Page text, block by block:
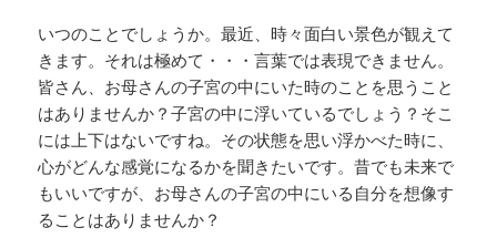
いつのことでしょうか。最近、時々面白い景色が観えて
きます。それは極めて・・・言葉では表現できません。
皆さん、お母さんの子宮の中にいた時のことを思うこと
はありませんか？子宮の中に浮いているでしょう？そこ
には上下はないですね。その状態を思い浮かべた時に、
心がどんな感覚になるかを聞きたいです。昔でも未来で
もいいですが、お母さんの子宮の中にいる自分を想像す
ることはありませんか？